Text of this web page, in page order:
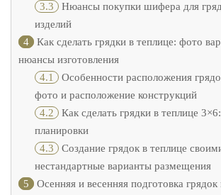
3.3 Нюансы покупки шифера для
изделий
4
Как сделать грядки в теплице: фото
нюансы изготовления
4.1 Особенности расположения
фото и расположение конструкций
4.2 Как сделать грядки в теплице
планировки
4.3 Создание грядок в теплице
нестандартные варианты размещения
5
Осенняя и весенняя подготовка